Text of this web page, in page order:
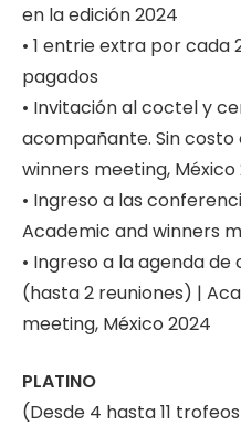
en la edición 2024
• 1 entrie extra por cada
pagados
• Invitación al coctel y
acompañante. Sin
winners meeting, México
• Ingreso a las
Academic and winners
• Ingreso a la agenda
(hasta 2 reuniones) |
meeting, México 2024
PLATINO
(Desde 4 hasta 11